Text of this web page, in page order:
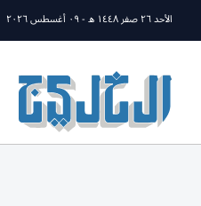
الأحد ٢٦ صفر ١٤٤٨ ه - ٠٩ أغسطس ٢٠٢٦